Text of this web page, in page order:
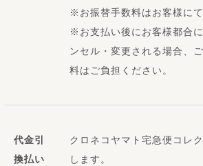
※お振替手数料はお客様にて
※お支払い後にお客様都合
ンセル・変更される場合、
料はご負担ください。
代金引
換払い
クロネコヤマト宅急便コレ
します。